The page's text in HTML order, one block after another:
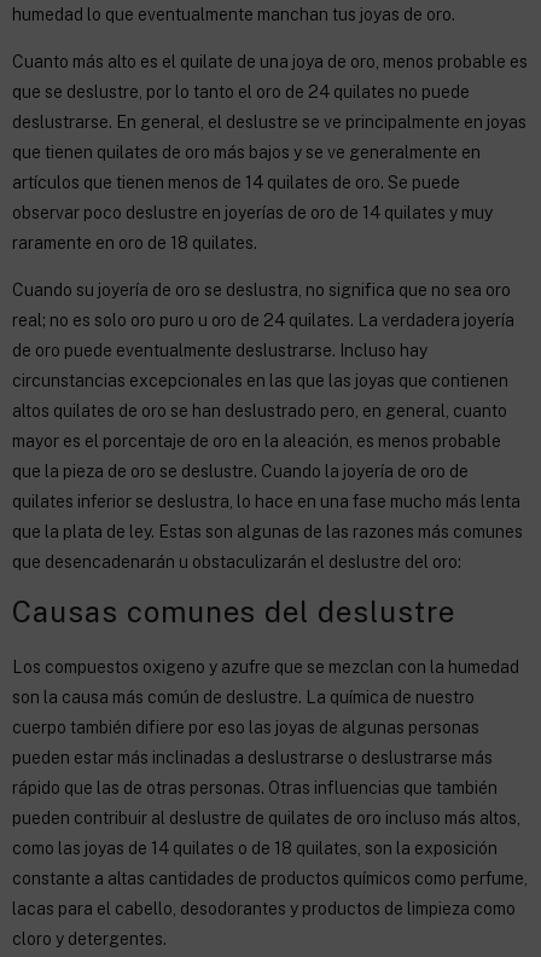
humedad lo que eventualmente manchan tus joyas de oro.
Cuanto más alto es el quilate de una joya de oro, menos probable es
que se deslustre, por lo tanto el oro de 24 quilates no puede
deslustrarse. En general, el deslustre se ve principalmente en joyas
que tienen quilates de oro más bajos y se ve generalmente en
artículos que tienen menos de 14 quilates de oro. Se puede
observar poco deslustre en joyerías de oro de 14 quilates y muy
raramente en oro de 18 quilates.
Cuando su joyería de oro se deslustra, no significa que no sea oro
real; no es solo oro puro u oro de 24 quilates. La verdadera joyería
de oro puede eventualmente deslustrarse. Incluso hay
circunstancias excepcionales en las que las joyas que contienen
altos quilates de oro se han deslustrado pero, en general, cuanto
mayor es el porcentaje de oro en la aleación, es menos probable
que la pieza de oro se deslustre. Cuando la joyería de oro de
quilates inferior se deslustra, lo hace en una fase mucho más lenta
que la plata de ley. Estas son algunas de las razones más comunes
que desencadenarán u obstaculizarán el deslustre del oro:
Causas comunes del deslustre
Los compuestos oxigeno y azufre que se mezclan con la humedad
son la causa más común de deslustre. La química de nuestro
cuerpo también difiere por eso las joyas de algunas personas
pueden estar más inclinadas a deslustrarse o deslustrarse más
rápido que las de otras personas. Otras influencias que también
pueden contribuir al deslustre de quilates de oro incluso más altos,
como las joyas de 14 quilates o de 18 quilates, son la exposición
constante a altas cantidades de productos químicos como perfume,
lacas para el cabello, desodorantes y productos de limpieza como
cloro y detergentes.